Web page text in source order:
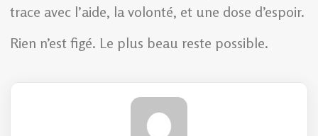
trace avec l’aide, la volonté, et une dose d’espoir.
Rien n’est figé. Le plus beau reste possible.